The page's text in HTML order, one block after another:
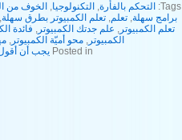
Tags: التحكم بالفأرة, التكنولوجيا, الخوف من
برامج سهلة,تعلم,تعلم الكمبيوتر بطرق سهلة
تعلم الكمبيوتر, علم جدتك الكمبيوتر, فائدة
الكمبيوتر , محو أميّة الكمبيوتر ,
Posted in يجب أن